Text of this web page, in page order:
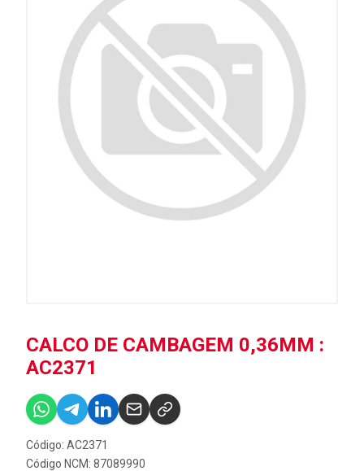
CALCO DE CAMBAGEM 0,36MM :
AC2371
Código: AC2371
Código NCM: 87089990